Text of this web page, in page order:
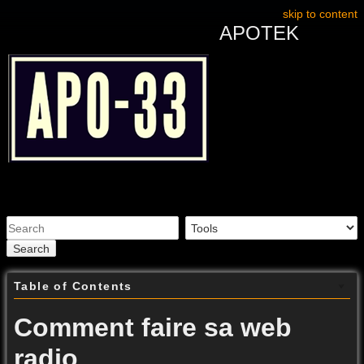
skip to content
APOTEK
Search
Table of Contents
Comment faire sa web